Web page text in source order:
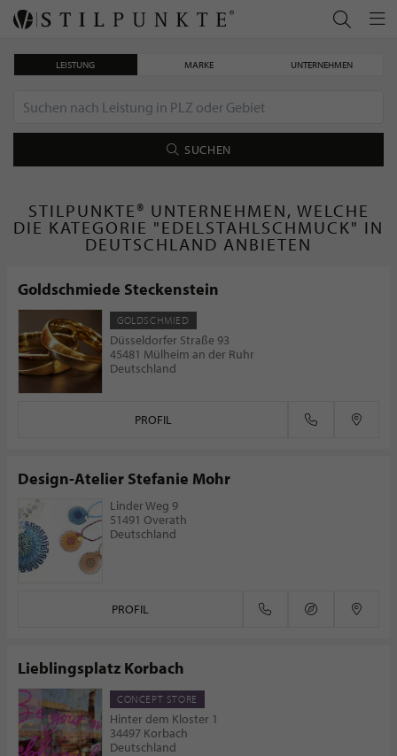
LEISTUNG MARKE UNTERNEHMEN
SUCHEN
STILPUNKTE® UNTERNEHMEN, WELCHE
DIE KATEGORIE "EDELSTAHLSCHMUCK" IN
DEUTSCHLAND ANBIETEN
Goldschmiede Steckenstein
GOLDSCHMIED
Düsseldorfer Straße 93
45481 Mülheim an der Ruhr
Deutschland
PROFIL
Design-Atelier Stefanie Mohr
Linder Weg 9
51491 Overath
Deutschland
PROFIL
Lieblingsplatz Korbach
CONCEPT STORE
Hinter dem Kloster 1
34497 Korbach
Deutschland